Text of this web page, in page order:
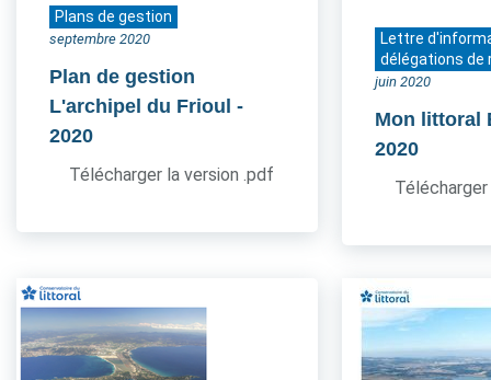
Plans de gestion
septembre 2020
Plan de gestion
L'archipel du Frioul -
2020
Télécharger la version .pdf
Lettre
délégations de
juin 2020
Mon littoral
2020